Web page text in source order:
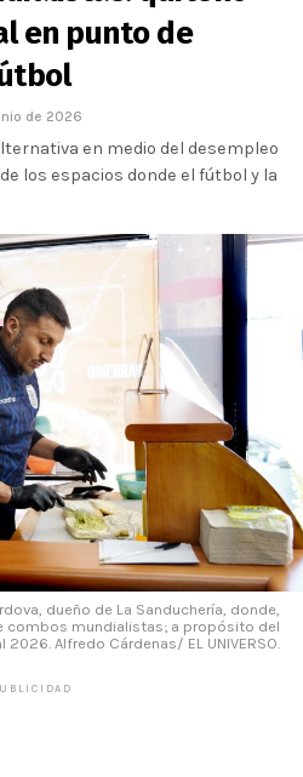
en punto de
de 2026
en medio del desempleo
los espacios donde el fútbol y la
dueño de La Sanduchería, donde,
combos mundialistas; a propósito del
2026. Alfredo Cárdenas/ EL UNIVERSO.